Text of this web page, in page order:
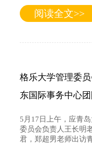
阅读全文>>
格乐大学管理委
东国际事务中心
5月17日上午，应青
委员会负责人王长明
君，郑超男老师出访